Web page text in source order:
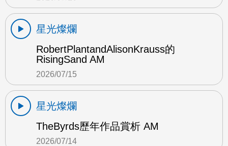
星光燦爛
RobertPlantandAlisonKrauss的
RisingSand AM
2026/07/15
星光燦爛
TheByrds歷年作品賞析 AM
2026/07/14